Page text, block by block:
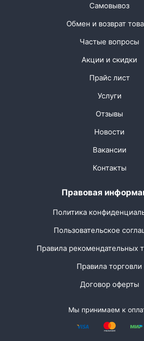
Самовывоз
Обмен и возврат
Частые вопросы
Акции и скидки
Прайс лист
Услуги
Отзывы
Новости
Вакансии
Контакты
Правовая
Политика
Пользовательское
Правила рекомендательных
Правила торговли
Договор оферты
Мы принимаем к